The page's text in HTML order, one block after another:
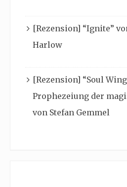
[Rezension] “Ignite”
Harlow
[Rezension] “Soul
Prophezeiung der
von Stefan Gemmel